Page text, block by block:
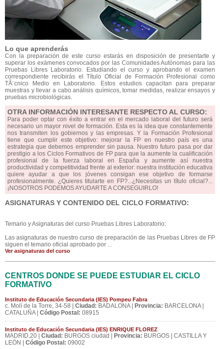
Lo que aprenderás
Con la preparación de este curso estarás en disposición de presentarte y
superar los exámenes convocados por las Comunidades Autónomas para las
Pruebas Libres Laboratorio. Estudiando el curso y aprobando el examen
correspondiente recibirás el Título Oficial de Formación Profesional como
TÃ¨cnico Medio en Laboratorio. Estos estudios capacitan para preparar
muestras y llevar a cabo análisis químicos, tomar medidas, realizar ensayos y
pruebas microbiológicas.
OTRA INFORMACIÓN INTERESANTE RESPECTO AL CURSO:
Para poder optar con éxito a entrar en el mercado laboral del futuro será
necesario un mayor nivel de formación. Esta es la idea que constantemente
nos transmiten los gobiernos y las empresas. Y la Formación Profesional
tiene que cumplir este objetivo: mejorar la FP en nuestro país es una
estrategia que debemos emprender sin pausa. Nuestro futuro pasa por dar
prestigio a los Ciclos Formativos de FP para que la aumente la cualificación
profesional de la fuerza laboral en España y aumente así nuestra
productividad y competitividad frente al exterior: nuestra institución educativa
quiere ayudar a que los jóvenes consigan ese objetivo de formarse
profesionalmente. ¿Quieres titularte en FP?...¿Necesitas un título oficial?...
¡NOSOTROS PODEMOS AYUDARTE A CONSEGUIRLO!
ASIGNATURAS Y CONTENIDO DEL CICLO FORMATIVO:
Temario y Asignaturas del curso Pruebas Libres Laboratorio:
Las asignaturas de nuestro curso de preparación de las Pruebas Libres de FP
siguen el temario oficial aprobado por ...
Ver asignaturas del curso
CENTROS DONDE SE PUEDE ESTUDIAR EL CICLO
FORMATIVO
Instituto de Educación Secundaria (IES) Pompeu Fabra
c. Molí de la Torre, 34-58 | Ciudad: BADALONA | Provincia: BARCELONA |
CATALUÑA | Código Postal: 08915
Instituto de Educación Secundaria (IES) ENRIQUE FLOREZ
MADRID,20 | Ciudad: BURGOS ciudad | Provincia: BURGOS | CASTILLA Y
LEÓN | Código Postal: 09002